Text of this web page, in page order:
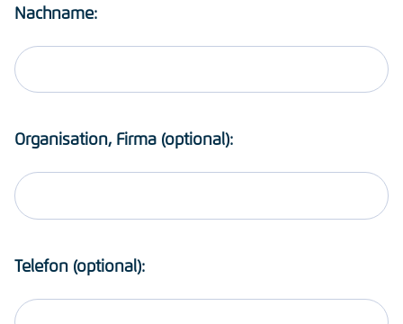
Nachname:
Organisation, Firma (optional):
Telefon (optional):